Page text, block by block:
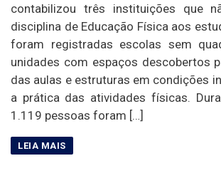
contabilizou três instituições que
disciplina de Educação Física aos
foram registradas escolas sem
unidades com espaços descobertos
das aulas e estruturas em condições
a prática das atividades físicas.
1.119 pessoas foram […]